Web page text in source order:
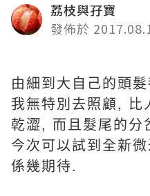
荔枝與孖寶
發佈於
由細到大自己的頭
我無特別去照顧, 比
乾澀, 而且髮尾的分
今次可以試到全新
係幾期待.